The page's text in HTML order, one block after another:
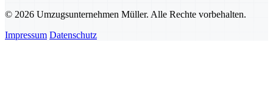
© 2026 Umzugsunternehmen Müller. Alle Rechte vorbehalten.
Impressum Datenschutz